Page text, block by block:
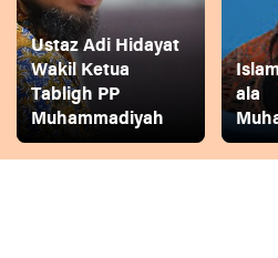
Ustaz Adi Hidayat
Wakil Ketua
Tabligh PP
Muhammadiyah
ala